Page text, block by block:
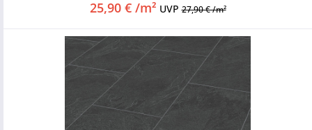
25,90 € /m² UVP27,90 € /m²